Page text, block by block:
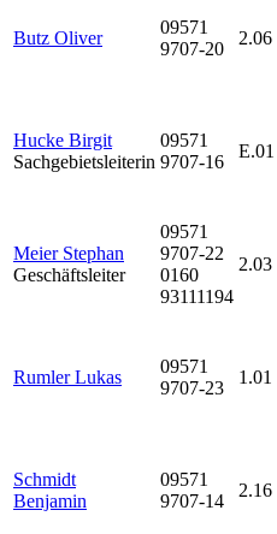
Butz Oliver
09571
9707-20
2.06
Hucke Birgit
Sachgebietsleiterin
09571
9707-16
E.01
Meier Stephan
Geschäftsleiter
09571
9707-22
0160
93111194
2.03
Rumler Lukas
09571
9707-23
1.01
Schmidt
Benjamin
09571
9707-14
2.16